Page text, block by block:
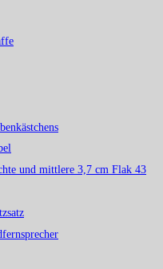
und mittlere 3,7 cm Flak 43